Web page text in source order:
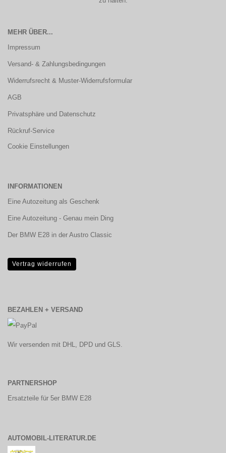
MEHR ÜBER...
Impressum
Versand- & Zahlungsbedingungen
Widerrufsrecht & Muster-Widerrufsformular
AGB
Privatsphäre und Datenschutz
Rückruf-Service
Cookie Einstellungen
INFORMATIONEN
Eine Autozeitung als Geschenk
Eine Autozeitung - Genau mein Ding
Der BMW E28 in der Austro Classic
Vertrag widerrufen
BEZAHLEN + VERSAND
Wir versenden mit DHL, DPD und GLS.
PARTNERSHOP
Ersatzteile für 5er BMW E28
AUTOMOBIL-LITERATUR.DE